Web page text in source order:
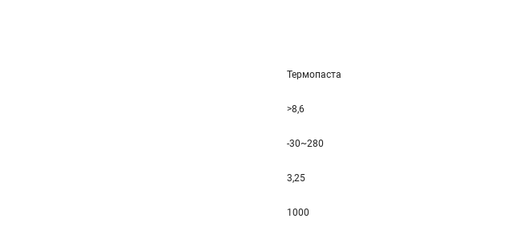
Термопаста
>8,6
-30~280
3,25
1000